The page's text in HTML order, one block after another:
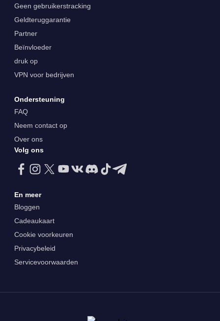
Geen gebruikerstracking
Geldteruggarantie
Partner
Beïnvloeder
druk op
VPN voor bedrijven
Ondersteuning
FAQ
Neem contact op
Over ons
Volg ons
En meer
Bloggen
Cadeaukaart
Cookie voorkeuren
Privacybeleid
Servicevoorwaarden